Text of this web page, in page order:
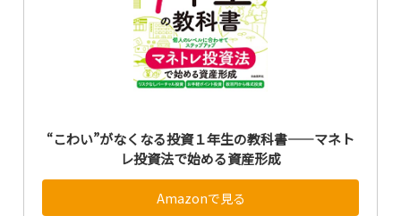
“こわい”がなくなる投資１年生の教科書――マネト
レ投資法で始める資産形成
Amazonで見る